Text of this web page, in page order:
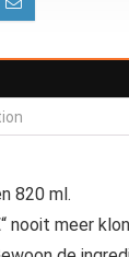
820 ml.
nooit meer